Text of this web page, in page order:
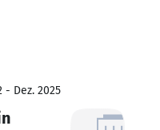
- Dez. 2025